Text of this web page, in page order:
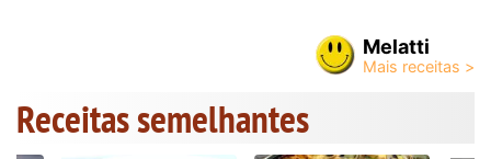
Melatti
Receitas semelhantes